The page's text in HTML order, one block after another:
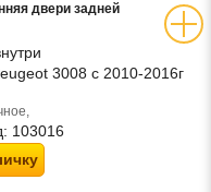
двери задней
3008 с 2010-2016г
103016